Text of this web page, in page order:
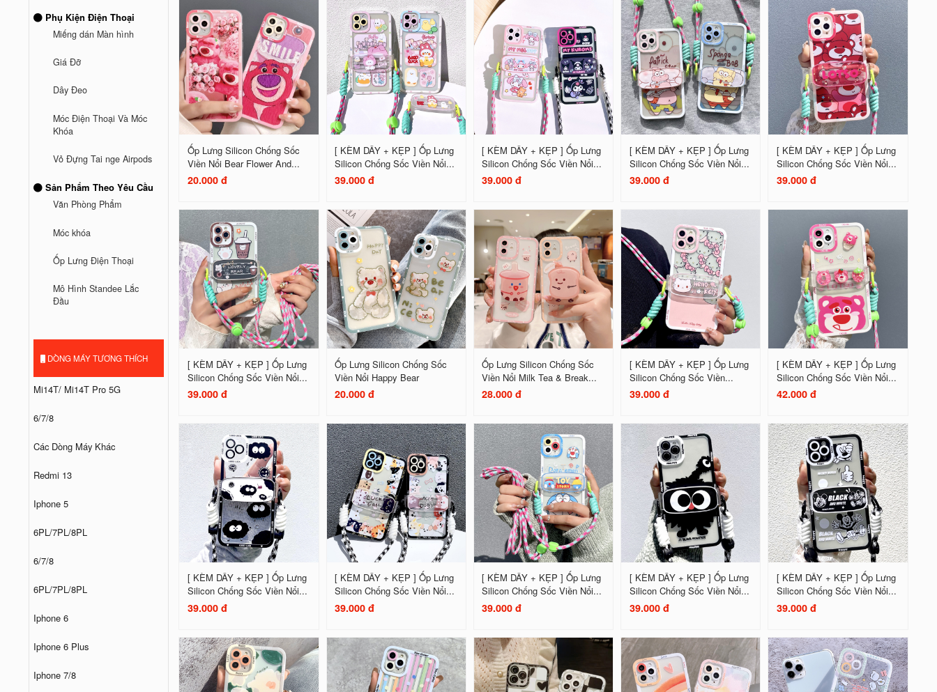
Phụ Kiện Điện Thoại
Miếng dán Màn hình
Giá Đỡ
Dây Đeo
Móc Điện Thoại Và Móc
Khóa
Vỏ Đựng Tai nge Airpods
Sản Phẩm Theo Yêu Cầu
Văn Phòng Phẩm
Móc khóa
Ốp Lưng Điện Thoại
Mô Hình Standee Lắc
Đầu
DÒNG MÁY TƯƠNG THÍCH
Mi14T/ Mi14T Pro 5G
6/7/8
Các Dòng Máy Khác
Redmi 13
Iphone 5
6PL/7PL/8PL
6/7/8
6PL/7PL/8PL
Iphone 6
Iphone 6 Plus
Iphone 7/8
Ốp Lưng Silicon Chống Sốc
Viền Nổi Bear Flower And...
20.000 đ
[ KÈM DÂY + KẸP ] Ốp Lưng
Silicon Chống Sốc Viền Nổi...
39.000 đ
[ KÈM DÂY + KẸP ] Ốp Lưng
Silicon Chống Sốc Viền Nổi...
39.000 đ
[ KÈM DÂY + KẸP ] Ốp Lưng
Silicon Chống Sốc Viền Nổi...
39.000 đ
[ KÈM DÂY + KẸP ] Ốp Lưng
Silicon Chống Sốc Viền Nổi...
39.000 đ
[ KÈM DÂY + KẸP ] Ốp Lưng
Silicon Chống Sốc Viền Nổi...
39.000 đ
Ốp Lưng Silicon Chống Sốc
Viền Nổi Happy Bear
20.000 đ
Ốp Lưng Silicon Chống Sốc
Viền Nổi Milk Tea & Break...
28.000 đ
[ KÈM DÂY + KẸP ] Ốp Lưng
Silicon Chống Sốc Viền...
39.000 đ
[ KÈM DÂY + KẸP ] Ốp Lưng
Silicon Chống Sốc Viền Nổi...
42.000 đ
[ KÈM DÂY + KẸP ] Ốp Lưng
Silicon Chống Sốc Viền Nổi...
39.000 đ
[ KÈM DÂY + KẸP ] Ốp Lưng
Silicon Chống Sốc Viền Nổi...
39.000 đ
[ KÈM DÂY + KẸP ] Ốp Lưng
Silicon Chống Sốc Viền Nổi...
39.000 đ
[ KÈM DÂY + KẸP ] Ốp Lưng
Silicon Chống Sốc Viền Nổi...
39.000 đ
[ KÈM DÂY + KẸP ] Ốp Lưng
Silicon Chống Sốc Viền Nổi...
39.000 đ